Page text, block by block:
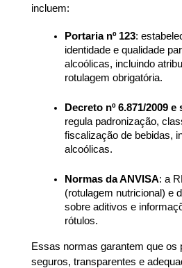
incluem:
Portaria nº 123:
identidade e qualidade
alcoólicas, incluindo
rotulagem obrigatória.
Decreto nº 6.871/2009
regula padronização,
fiscalização de bebidas,
alcoólicas.
Normas da ANVISA: a
(rotulagem nutricional) e
sobre aditivos e
rótulos.
Essas normas garantem que os
seguros, transparentes e